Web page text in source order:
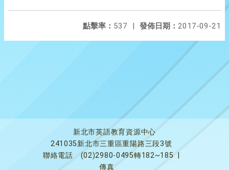
發佈日期： 2017-09-21
點擊率： 537 |
新北市英語教育資源中心
241035新北市三重區重陽路三段3號
聯絡電話
(02)2980-0495轉182~185
傳真